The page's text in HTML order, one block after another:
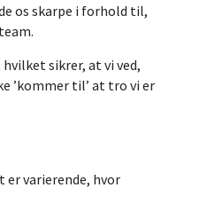
os skarpe i forhold til,
sikrer, at vi ved,
’kommer til’ at tro vi er
er varierende, hvor